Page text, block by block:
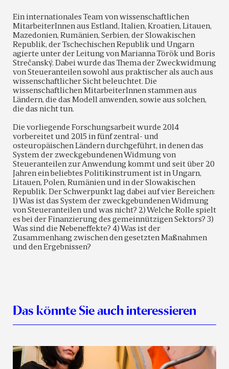
Ein internationales Team von wissenschaftlichen
MitarbeiterInnen aus Estland, Italien, Kroatien, Litauen,
Mazedonien, Rumänien, Serbien, der Slowakischen
Republik, der Tschechischen Republik und Ungarn
agierte unter der Leitung von Marianna Török und Boris
Strečanský. Dabei wurde das Thema der Zweckwidmung
von Steueranteilen sowohl aus praktischer als auch aus
wissenschaftlicher Sicht beleuchtet. Die
wissenschaftlichen MitarbeiterInnen stammen aus
Ländern, die das Modell anwenden, sowie aus solchen,
die das nicht tun.
Die vorliegende Forschungsarbeit wurde 2014
vorbereitet und 2015 in fünf zentral- und
osteuropäischen Ländern durchgeführt, in denen das
System der zweckgebundenen Widmung von
Steueranteilen zur Anwendung kommt und seit über 20
Jahren ein beliebtes Politikinstrument ist in Ungarn,
Litauen, Polen, Rumänien und in der Slowakischen
Republik. Der Schwerpunkt lag dabei auf vier Bereichen:
1) Was ist das System der zweckgebundenen Widmung
von Steueranteilen und was nicht? 2) Welche Rolle spielt
es bei der Finanzierung des gemeinnützigen Sektors? 3)
Was sind die Nebeneffekte? 4) Was ist der
Zusammenhang zwischen den gesetzten Maßnahmen
und den Ergebnissen?
Das könnte Sie auch interessieren